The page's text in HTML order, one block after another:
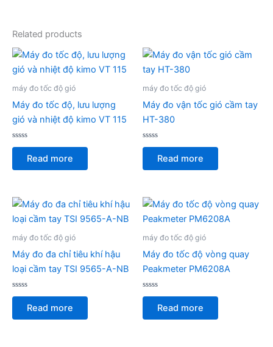
Related products
máy đo tốc độ gió
Máy đo tốc độ, lưu lượng
gió và nhiệt độ kimo VT 115
Rated
of
Read more
máy đo tốc độ gió
Máy đo vận tốc gió cầm tay
HT-380
Rated
of
Read more
máy đo tốc độ gió
Máy đo đa chỉ tiêu khí hậu
loại cầm tay TSI 9565-A-NB
Rated
of
Read more
máy đo tốc độ gió
Máy đo tốc độ vòng quay
Peakmeter PM6208A
Rated
of
Read more